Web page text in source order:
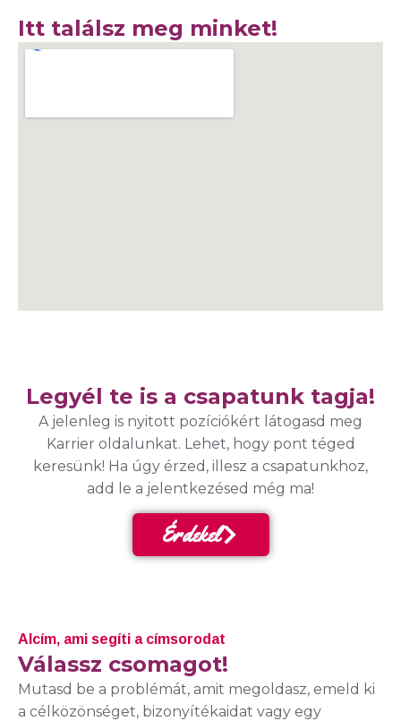
Itt találsz meg minket!
Legyél te is a csapatunk tagja!
A jelenleg is nyitott pozíciókért látogasd meg
Karrier oldalunkat. Lehet, hogy pont téged
keresünk! Ha úgy érzed, illesz a csapatunkhoz,
add le a jelentkezésed még ma!
Érdekel
Alcím, ami segíti a címsorodat
Válassz csomagot!
Mutasd be a problémát, amit megoldasz, emeld ki
a célközönséget, bizonyítékaidat vagy egy